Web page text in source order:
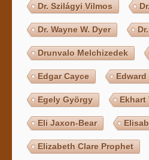
Dr. Szilágyi Vilmos
Dr. Wayne W. Dyer
Drunvalo Melchizedek
Edgar Cayce
Egely György Ekhart
Eli Jaxon-Bear
Elizabeth Clare Prophet